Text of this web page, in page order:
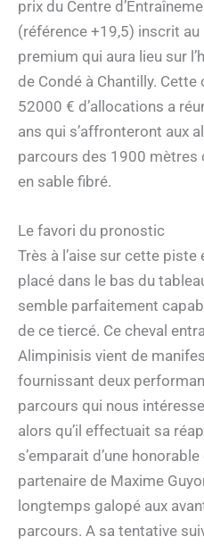
prix du Centre
(référence +19,5) inscrit
premium qui aura lieu sur
de Condé à Chantilly.
52000 € d’allocations a
ans qui s’affronteront aux
parcours des 1900 mètres
en sable fibré.
Le favori du pronostic
Très à l’aise sur cette
placé dans le bas du
semble parfaitement
de ce tiercé. Ce cheval
Alimpinisis vient de
fournissant deux
parcours qui nous
alors qu’il effectuait sa
s’emparait d’une
partenaire de Maxime
longtemps galopé aux
parcours. A sa tentative